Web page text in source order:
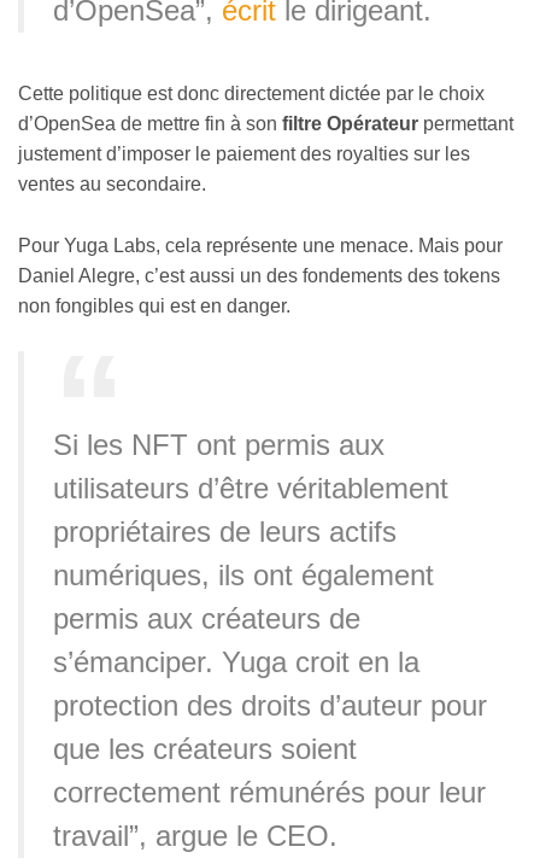
d’OpenSea”, écrit le dirigeant.
Cette politique est donc directement dictée par le choix
d’OpenSea de mettre fin à son filtre Opérateur permettant
justement d’imposer le paiement des royalties sur les
ventes au secondaire.
Pour Yuga Labs, cela représente une menace. Mais pour
Daniel Alegre, c’est aussi un des fondements des tokens
non fongibles qui est en danger.
Si les NFT ont permis aux
utilisateurs d’être véritablement
propriétaires de leurs actifs
numériques, ils ont également
permis aux créateurs de
s’émanciper. Yuga croit en la
protection des droits d’auteur pour
que les créateurs soient
correctement rémunérés pour leur
travail”, argue le CEO.